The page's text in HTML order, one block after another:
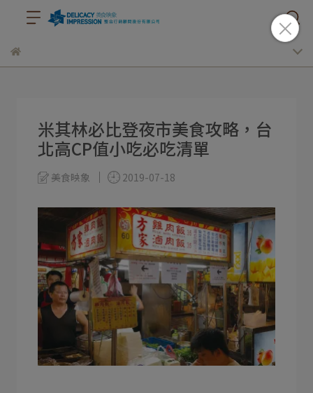
米其林必比登夜市美食攻略，台
北高CP值小吃必吃清單
美食映象 2019-07-18